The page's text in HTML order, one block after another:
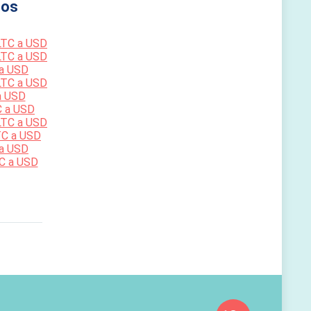
a USD
a USD
USD
a USD
USD
a USD
a USD
a USD
USD
a USD